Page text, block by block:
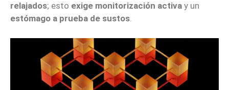
relajados; esto exige monitorización activa y un
estómago a prueba de sustos.